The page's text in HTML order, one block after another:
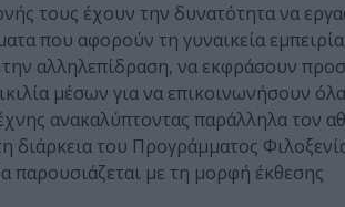
τους έχουν την δυνατότητα να
που αφορούν τη γυναικεία
αλληλεπίδραση, να εκφράσουν
µέσων για να επικοινωνήσουν
ανακαλύπτοντας παράλληλα τον
διάρκεια του Προγράµµατος
παρουσιάζεται µε τη µορφή έκθεσης